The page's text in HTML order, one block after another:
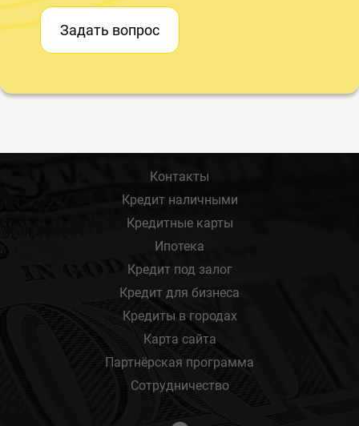
Задать вопрос
Контакты
Кредит наличными
Кредитные карты
Ипотека
Кредит под залог
Кредит для бизнеса
Кредиты в городах
Карта сайта
Партнёрская программа
Сотрудничество